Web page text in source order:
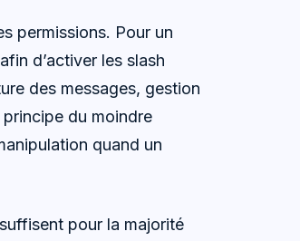
permissions. Pour un
d’activer les slash
des messages, gestion
du moindre
quand un
pour la majorité